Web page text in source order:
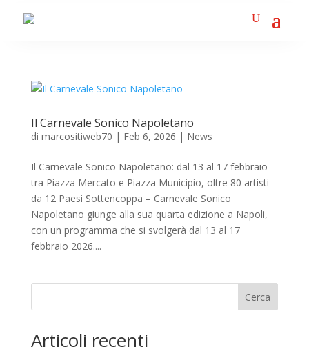
Il Carnevale Sonico Napoletano
di marcositiweb70 | Feb 6, 2026 | News
Il Carnevale Sonico Napoletano: dal 13 al 17 febbraio
tra Piazza Mercato e Piazza Municipio, oltre 80 artisti
da 12 Paesi Sottencoppa – Carnevale Sonico
Napoletano giunge alla sua quarta edizione a Napoli,
con un programma che si svolgerà dal 13 al 17
febbraio 2026....
Cerca
Articoli recenti